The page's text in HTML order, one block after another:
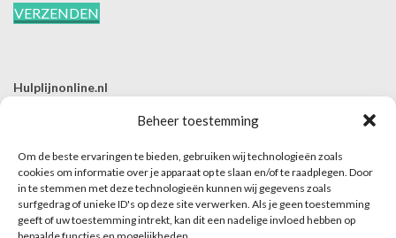
Beheer toestemming
Om de beste ervaringen te bieden, gebruiken wij technologieën zoals
cookies om informatie over je apparaat op te slaan en/of te raadplegen. Door
in te stemmen met deze technologieën kunnen wij gegevens zoals
surfgedrag of unieke ID's op deze site verwerken. Als je geen toestemming
geeft of uw toestemming intrekt, kan dit een nadelige invloed hebben op
Hulplijnonline.nl
E | info@hulplijnonline.nl
Contactformulier
Over Hulplijnonline.nl
Het team van Hulplijnonline.nl